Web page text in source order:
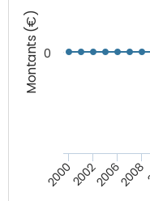
Montants (€)
2000200220062008
0